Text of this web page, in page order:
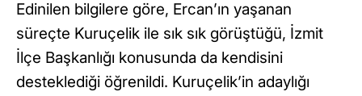
Edinilen bilgilere göre, Ercan’ın yaşanan
süreçte Kuruçelik ile sık sık görüştüğü, İzmit
İlçe Başkanlığı konusunda da kendisini
desteklediği öğrenildi. Kuruçelik’in adaylığı